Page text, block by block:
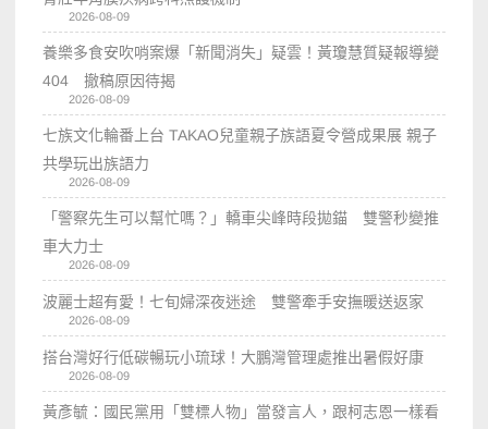
2026-08-09
養樂多食安吹哨案爆「新聞消失」疑雲！黃瓊慧質疑報導變
404 撤稿原因待揭
2026-08-09
七族文化輪番上台 TAKAO兒童親子族語夏令營成果展 親子
共學玩出族語力
2026-08-09
「警察先生可以幫忙嗎？」轎車尖峰時段拋錨 雙警秒變推
車大力士
2026-08-09
波麗士超有愛！七旬婦深夜迷途 雙警牽手安撫暖送返家
2026-08-09
搭台灣好行低碳暢玩小琉球！大鵬灣管理處推出暑假好康
2026-08-09
黃彥毓：國民黨用「雙標人物」當發言人，跟柯志恩一樣看